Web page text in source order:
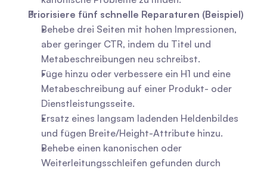
Priorisiere fünf schnelle Reparaturen (Beispiel)
Behebe drei Seiten mit hohen Impressionen,
aber geringer CTR, indem du Titel und
Metabeschreibungen neu schreibst.
Füge hinzu oder verbessere ein H1 und eine
Metabeschreibung auf einer Produkt- oder
Dienstleistungsseite.
Ersatz eines langsam ladenden Heldenbildes
und fügen Breite/Height-Attribute hinzu.
Behebe einen kanonischen oder
Weiterleitungsschleifen gefunden durch